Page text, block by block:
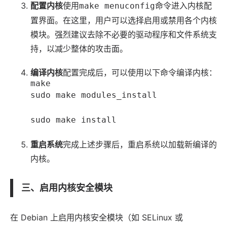
配置内核使用make menuconfig命令进入内核配
置界面。在这里，用户可以选择启用或禁用各个内核
模块。强烈建议去除不必要的驱动程序和文件系统支
持，以减少整体的攻击面。
编译内核配置完成后，可以使用以下命令编译内核：
make
sudo make modules_install
sudo make install
重启系统完成上述步骤后，重启系统以加载新编译的
内核。
三、启用内核安全模块
在 Debian 上启用内核安全模块（如 SELinux 或